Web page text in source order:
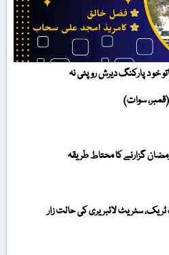
خو د پارکنگ دیرش روپئی نہ
(قمبر، سوات)
گزارنے کا محتاط طریقہ
سٹریٹ لائبریری کی حالت زار